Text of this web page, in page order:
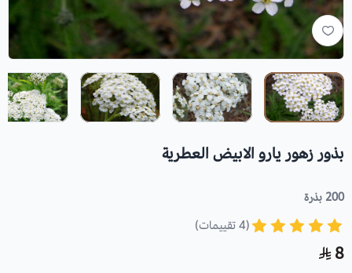
بذور زهور يارو الابيض العطرية
200 بذرة
(4 تقييمات)
8